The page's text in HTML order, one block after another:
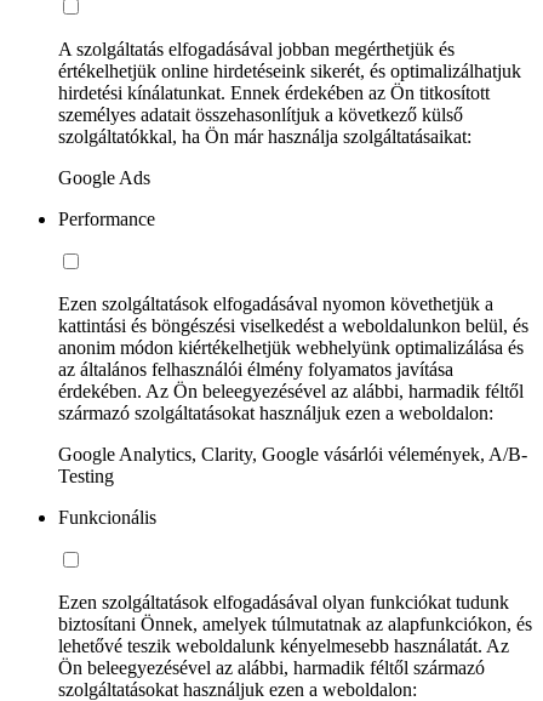
A szolgáltatás elfogadásával jobban megérthetjük és
értékelhetjük online hirdetéseink sikerét, és optimalizálhatjuk
hirdetési kínálatunkat. Ennek érdekében az Ön titkosított
személyes adatait összehasonlítjuk a következő külső
szolgáltatókkal, ha Ön már használja szolgáltatásaikat:
Google Ads
Performance
Ezen szolgáltatások elfogadásával nyomon követhetjük a
kattintási és böngészési viselkedést a weboldalunkon belül, és
anonim módon kiértékelhetjük webhelyünk optimalizálása és
az általános felhasználói élmény folyamatos javítása
érdekében. Az Ön beleegyezésével az alábbi, harmadik féltől
származó szolgáltatásokat használjuk ezen a weboldalon:
Google Analytics, Clarity, Google vásárlói vélemények, A/B-
Testing
Funkcionális
Ezen szolgáltatások elfogadásával olyan funkciókat tudunk
biztosítani Önnek, amelyek túlmutatnak az alapfunkciókon, és
lehetővé teszik weboldalunk kényelmesebb használatát. Az
Ön beleegyezésével az alábbi, harmadik féltől származó
szolgáltatásokat használjuk ezen a weboldalon: